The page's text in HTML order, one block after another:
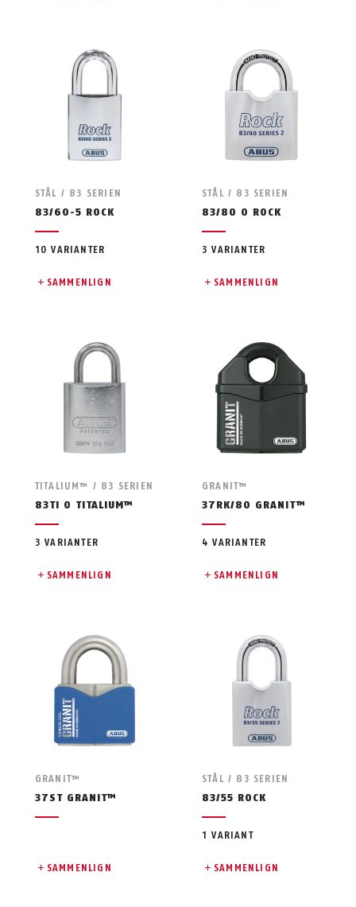
STÅL / 83 SERIEN
83/60-5 ROCK
10 VARIANTER
SAMMENLIGN
STÅL / 83 SERIEN
83/80 O ROCK
3 VARIANTER
SAMMENLIGN
TITALIUM™ / 83 SERIEN
83TI O TITALIUM™
3 VARIANTER
SAMMENLIGN
GRANIT™
37RK/80 GRANIT™
4 VARIANTER
SAMMENLIGN
GRANIT™
37ST GRANIT™
SAMMENLIGN
STÅL / 83 SERIEN
83/55 ROCK
1 VARIANT
SAMMENLIGN